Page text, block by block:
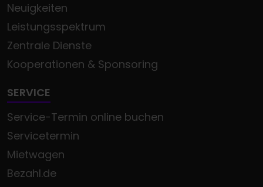
Neuigkeiten
Leistungsspektrum
Zentrale Dienste
Kooperationen & Sponsoring
SERVICE
Service-Termin online buchen
Servicetermin
Mietwagen
Bezahl.de